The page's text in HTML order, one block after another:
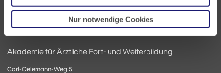
Nur notwendige Cookies
Akademie für Ärztliche Fort- und Weiterbildung
Carl-Oelemann-Weg 5